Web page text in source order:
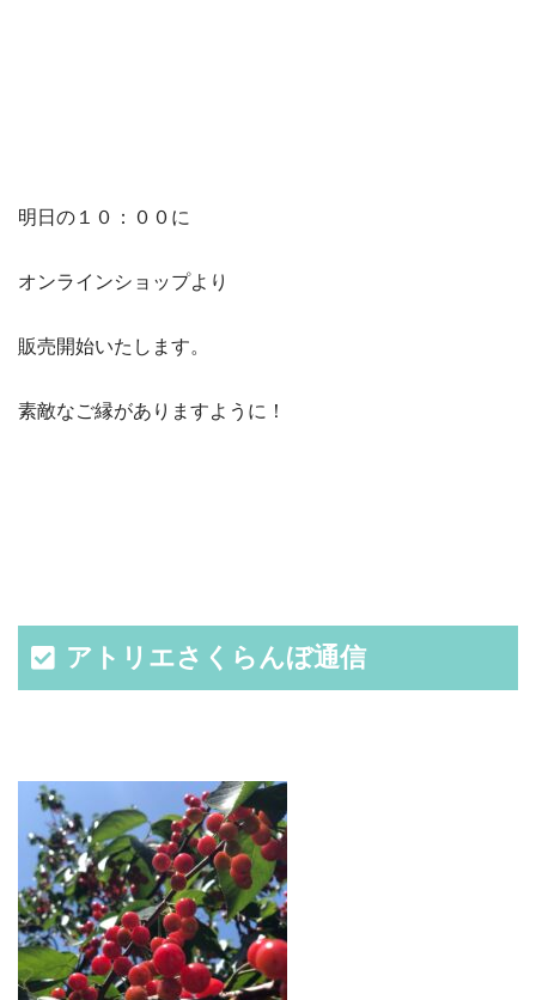
明日の１０：００に
オンラインショップより
販売開始いたします。
素敵なご縁がありますように！
アトリエさくらんぼ通信